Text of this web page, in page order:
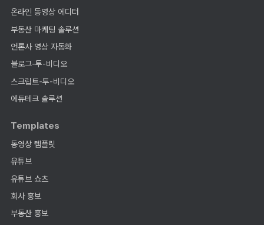
온라인 동영상 에디터
부동산 마케팅 솔루션
언론사 영상 자동화
블로그-투-비디오
스크립트-투-비디오
에듀테크 솔루션
Templates
동영상 템플릿
유튜브
유튜브 쇼츠
회사 홍보
부동산 홍보